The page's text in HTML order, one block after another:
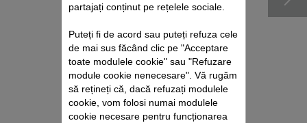
partajați conținut pe rețelele sociale.
Puteți fi de acord sau puteți refuza cele
de mai sus făcând clic pe "Acceptare
toate modulele cookie" sau "Refuzare
module cookie nenecesare". Vă rugăm
să rețineți că, dacă refuzați modulele
cookie, vom folosi numai modulele
cookie necesare pentru funcționarea